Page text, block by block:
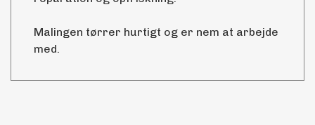
Malingen tørrer hurtigt og er nem at arbejde
med.